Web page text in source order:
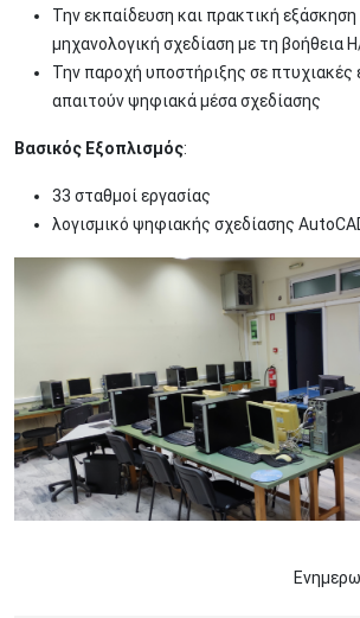
Την εκπαίδευση και πρακτική
μηχανολογική σχεδίαση με τη βοήθεια
Την παροχή υποστήριξης σε πτυχιακές
απαιτούν ψηφιακά μέσα σχεδίασης
Βασικός Εξοπλισμός:
33 σταθμοί εργασίας
λογισμικό ψηφιακής σχεδίασης